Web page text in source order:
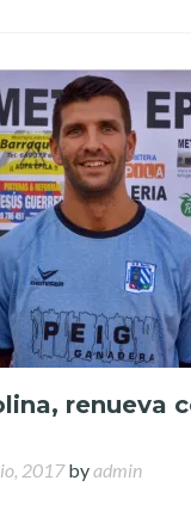
renueva
2017byadmin